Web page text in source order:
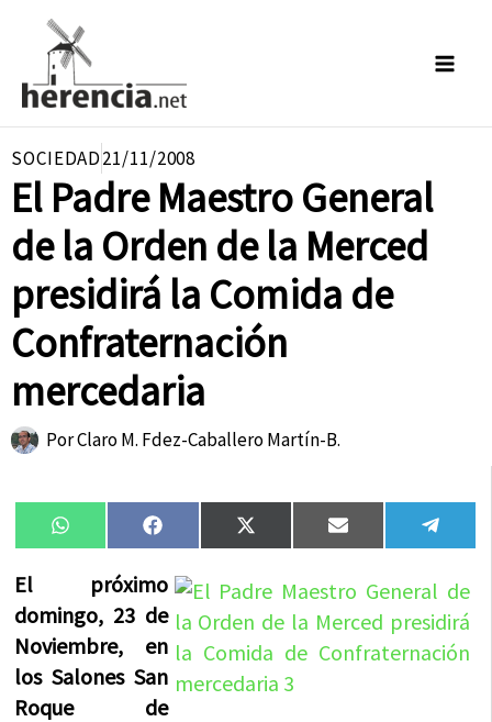
contenido
SOCIEDAD21/11/2008
El Padre Maestro General
de la Orden de la Merced
presidirá la Comida de
Confraternación
mercedaria
PorClaro M. Fdez-Caballero Martín-B.
Compartir
en
WhatsAppCompartir
en
FacebookCompartir
en
X
(Twitter)
Compartir
en
Email
en
El próximo
domingo, 23 de
Noviembre, en
los Salones San
Roque de